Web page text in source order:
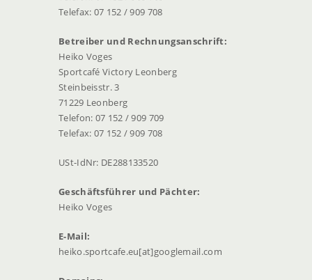
Telefax: 07 152 / 909 708
Betreiber und Rechnungsanschrift:
Heiko Voges
Sportcafé Victory Leonberg
Steinbeisstr. 3
71229 Leonberg
Telefon: 07 152 / 909 709
Telefax: 07 152 / 909 708
USt-IdNr: DE288133520
Geschäftsführer und Pächter:
Heiko Voges
E-Mail:
heiko.sportcafe.eu[at]googlemail.com